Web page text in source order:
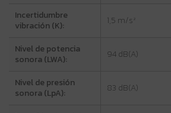
Incertidumbre
vibración (K):
1,5 m/s²
Nivel de potencia
sonora (LWA):
94 dB(A)
Nivel de presión
sonora (LpA):
83 dB(A)